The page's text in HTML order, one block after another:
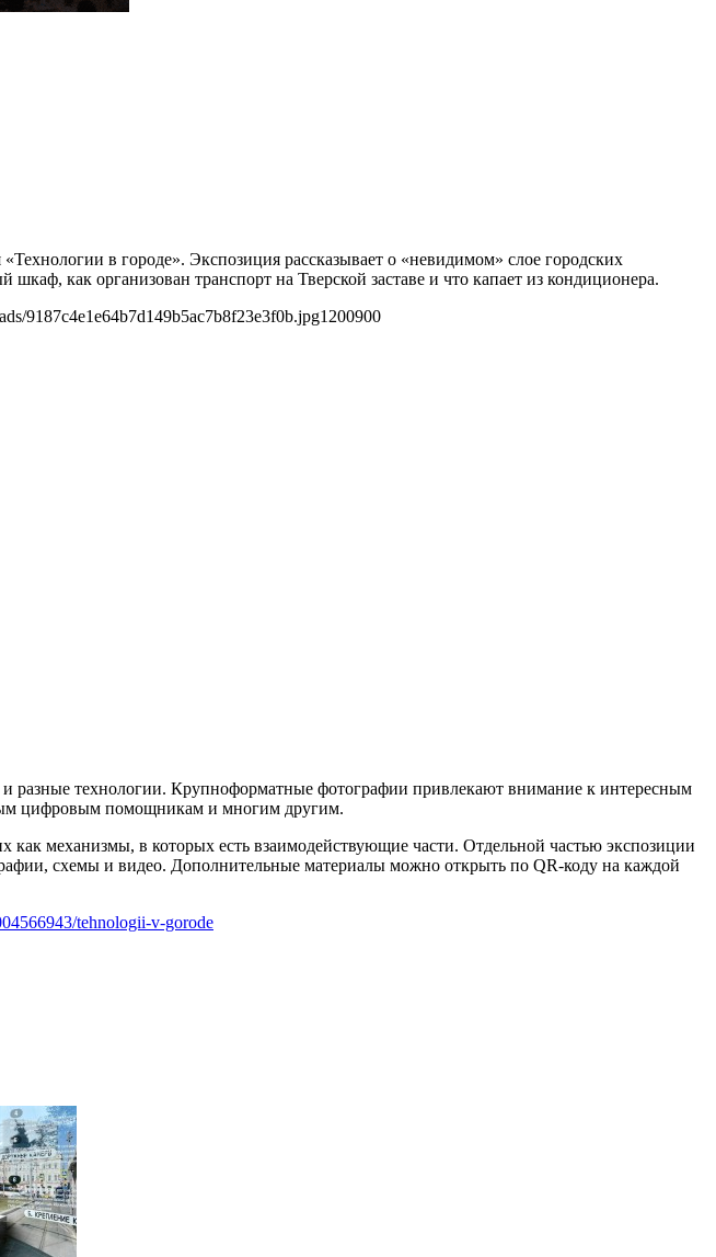
в городе». Экспозиция рассказывает о «невидимом» слое городских
как организован транспорт на Тверской заставе и что капает из кондиционера.
9187c4e1e64b7d149b5ac7b8f23e3f0b.jpg1200900
разные технологии. Крупноформатные фотографии привлекают внимание к интересным
цифровым помощникам и многим другим.
как механизмы, в которых есть взаимодействующие части. Отдельной частью экспозиции
схемы и видео. Дополнительные материалы можно открыть по QR-коду на каждой
tehnologii-v-gorode